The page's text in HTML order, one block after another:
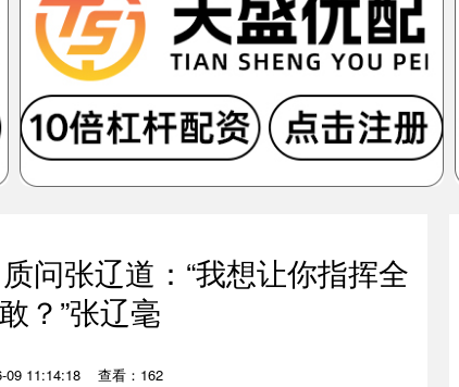
问张辽道：“我想让你指挥全
？”张辽毫
09 11:14:18 查看：162